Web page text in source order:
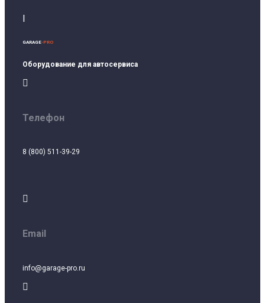
I
GARAGE-PRO
Оборудование для автосервиса

Телефон
8 (800) 511-39-29

Email
info@garage-pro.ru
